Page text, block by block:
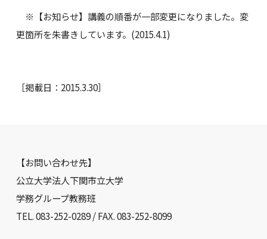
※【お知らせ】講義の順番が一部変更になりました。変
更箇所を朱書きしています。(2015.4.1)
［掲載日：2015.3.30］
【お問い合わせ先】
公立大学法人下関市立大学
学務グループ教務班
TEL. 083-252-0289 / FAX. 083-252-8099